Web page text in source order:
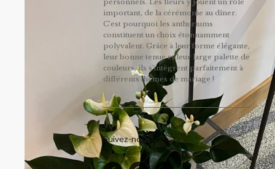
personnels. Les fleurs y jouent un rôle
important, de la cérémonie au dîner.
C’est pourquoi les anthuriums
constituent un choix étonnamment
polyvalent. Grâce à leur forme élégante,
leur bonne tenue et leur large palette de
couleurs, ils s'intègrent parfaitement à
différents thèmes de mariage !
Suivez-nous